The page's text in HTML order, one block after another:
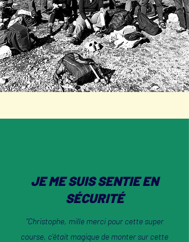
JE ME SUIS SENTIE EN
SÉCURITÉ
"Christophe, mille merci pour cette super
course, c’était magique de monter sur cette